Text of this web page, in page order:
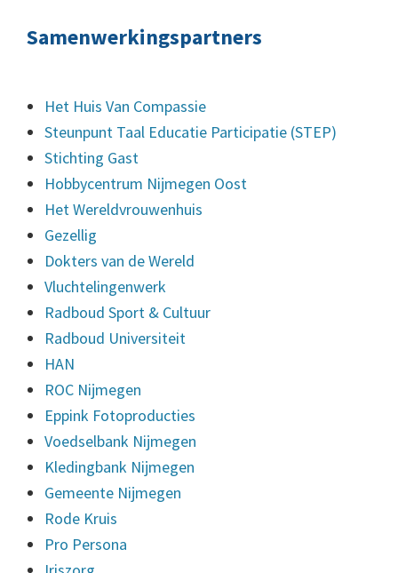
Samenwerkingspartners
Het Huis Van Compassie
Steunpunt Taal Educatie Participatie (STEP)
Stichting Gast
Hobbycentrum Nijmegen Oost
Het Wereldvrouwenhuis
Gezellig
Dokters van de Wereld
Vluchtelingenwerk
Radboud Sport & Cultuur
Radboud Universiteit
HAN
ROC Nijmegen
Eppink Fotoproducties
Voedselbank Nijmegen
Kledingbank Nijmegen
Gemeente Nijmegen
Rode Kruis
Pro Persona